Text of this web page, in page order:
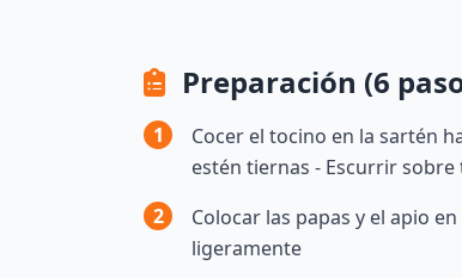
Preparación (6
1
Cocer el tocino en la sartén
estén tiernas - Escurrir sobre
2
Colocar las papas y el apio
ligeramente